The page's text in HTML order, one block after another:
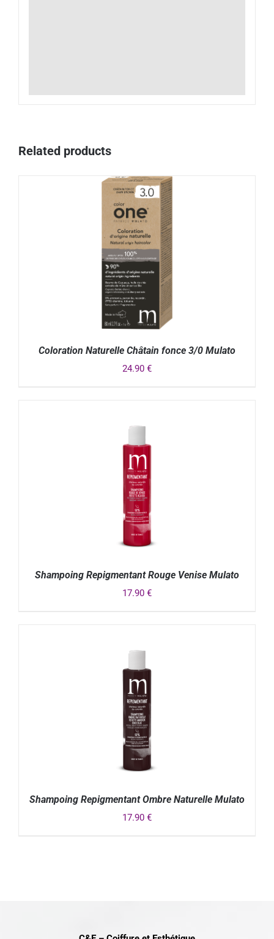
Related products
Coloration Naturelle Châtain fonce 3/0 Mulato
24.90 €
Shampoing Repigmentant Rouge Venise Mulato
17.90 €
Shampoing Repigmentant Ombre Naturelle Mulato
17.90 €